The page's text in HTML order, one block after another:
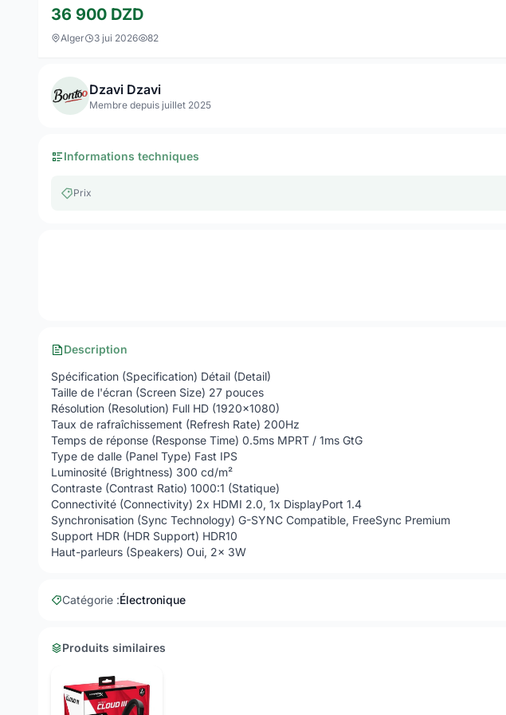
36 900 DZD
Alger 3 jui 2026 82
Dzavi Dzavi
Membre depuis juillet 2025
Informations techniques
Prix
Description
Spécification (Specification) Détail (Detail)
Taille de l'écran (Screen Size) 27 pouces
Résolution (Resolution) Full HD (1920x1080)
Taux de rafraîchissement (Refresh Rate) 200Hz
Temps de réponse (Response Time) 0.5ms MPRT / 1ms GtG
Type de dalle (Panel Type) Fast IPS
Luminosité (Brightness) 300 cd/m²
Contraste (Contrast Ratio) 1000:1 (Statique)
Connectivité (Connectivity) 2x HDMI 2.0, 1x DisplayPort 1.4
Synchronisation (Sync Technology) G-SYNC Compatible, FreeSync Premium
Support HDR (HDR Support) HDR10
Haut-parleurs (Speakers) Oui, 2x 3W
Catégorie :Électronique
Produits similaires